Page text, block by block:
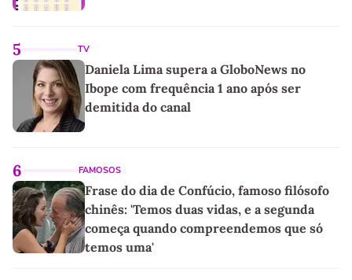
5 TV
Daniela Lima supera a GloboNews no
Ibope com frequência 1 ano após ser
demitida do canal
6 FAMOSOS
Frase do dia de Confúcio, famoso filósofo
chinês: 'Temos duas vidas, e a segunda
começa quando compreendemos que só
temos uma'